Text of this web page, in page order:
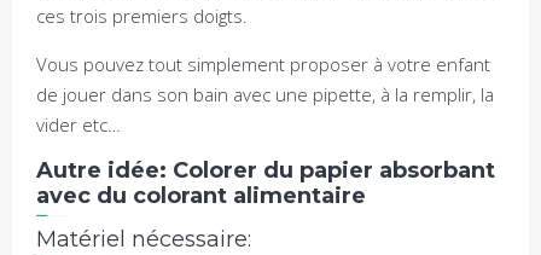
ces trois premiers doigts.
Vous pouvez tout simplement proposer à votre enfant
de jouer dans son bain avec une pipette, à la remplir, la
vider etc…
Autre idée: Colorer du papier absorbant
avec du colorant alimentaire
Matériel nécessaire: